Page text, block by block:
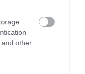
other